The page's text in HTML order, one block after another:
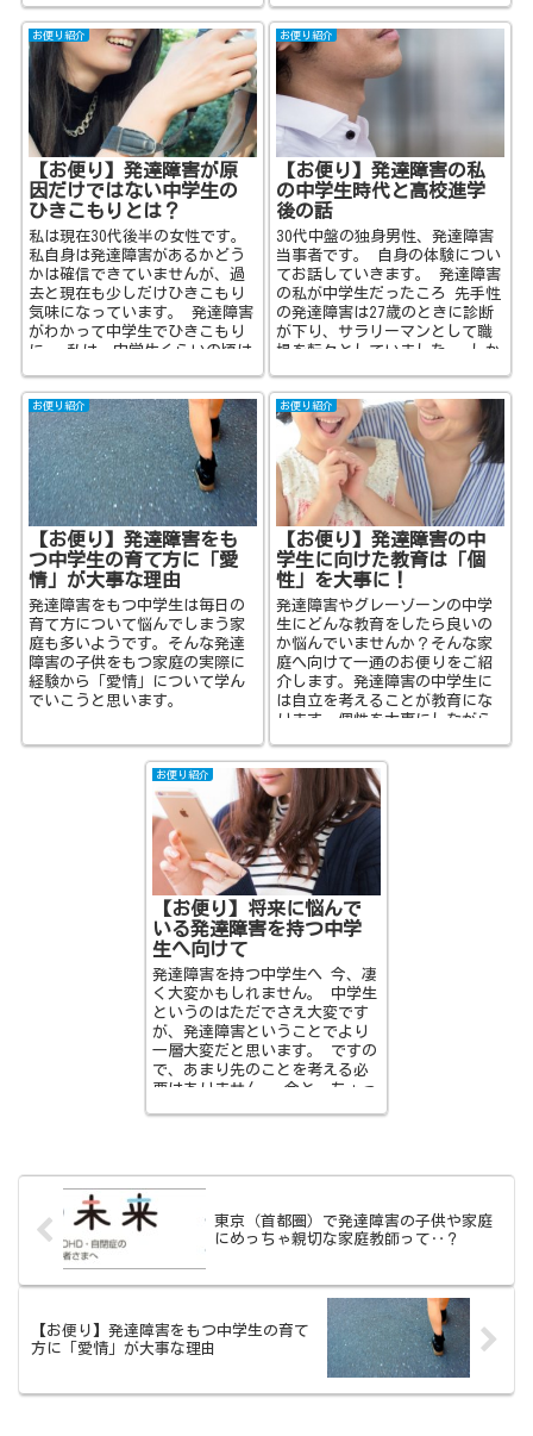
ています。
お便り紹介
【お便り】発達障害が原
因だけではない中学生の
ひきこもりとは？
私は現在30代後半の女性です。
私自身は発達障害があるかどう
かは確信できていませんが、過
去と現在も少しだけひきこもり
気味になっています。 発達障害
がわかって中学生でひきこもり
に‥ 私は、中学生くらいの頃は
思...
お便り紹介
【お便り】発達障害の私
の中学生時代と高校進学
後の話
30代中盤の独身男性、発達障害
当事者です。 自身の体験につい
てお話していきます。 発達障害
の私が中学生だったころ 先手性
の発達障害は27歳のときに診断
が下り、サラリーマンとして職
場を転々としていました。 しか
お便り紹介
【お便り】発達障害をも
つ中学生の育て方に「愛
情」が大事な理由
発達障害をもつ中学生は毎日の
育て方について悩んでしまう家
庭も多いようです。そんな発達
障害の子供をもつ家庭の実際に
経験から「愛情」について学ん
でいこうと思います。
お便り紹介
【お便り】発達障害の中
学生に向けた教育は「個
性」を大事に！
発達障害やグレーゾーンの中学
生にどんな教育をしたら良いの
か悩んでいませんか？そんな家
庭へ向けて一通のお便りをご紹
介します。発達障害の中学生に
は自立を考えることが教育にな
ります。個性を大事にしながら
の貴重なお便りです。
お便り紹介
【お便り】将来に悩んで
いる発達障害を持つ中学
生へ向けて
発達障害を持つ中学生へ 今、凄
く大変かもしれません。 中学生
というのはただでさえ大変です
が、発達障害ということでより
一層大変だと思います。 ですの
で、あまり先のことを考える必
要はありません。 今と、ちょっ
東京（首都圏）で発達障害の子供や家庭
にめっちゃ親切な家庭教師って‥？
【お便り】発達障害をもつ中学生の育て
方に「愛情」が大事な理由